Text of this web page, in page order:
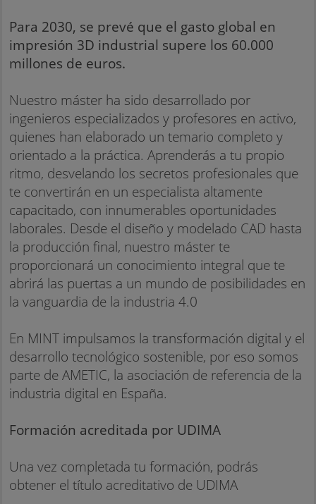
Para 2030, se prevé que el gasto global en
impresión 3D industrial supere los 60.000
millones de euros.
Nuestro máster ha sido desarrollado por
ingenieros especializados y profesores en activo,
quienes han elaborado un temario completo y
orientado a la práctica. Aprenderás a tu propio
ritmo, desvelando los secretos profesionales que
te convertirán en un especialista altamente
capacitado, con innumerables oportunidades
laborales. Desde el diseño y modelado CAD hasta
la producción final, nuestro máster te
proporcionará un conocimiento integral que te
abrirá las puertas a un mundo de posibilidades en
la vanguardia de la industria 4.0
En MINT impulsamos la transformación digital y el
desarrollo tecnológico sostenible, por eso somos
parte de AMETIC, la asociación de referencia de la
industria digital en España.
Formación acreditada por UDIMA
Una vez completada tu formación, podrás
obtener el título acreditativo de UDIMA